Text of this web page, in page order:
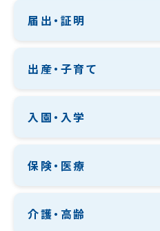
届出・証明
出産・子育て
入園・入学
保険・医療
介護・高齢